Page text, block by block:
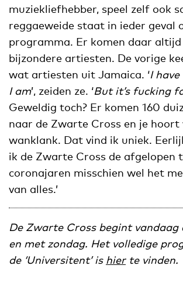
muziekliefhebber, speel zelf ook
reggaeweide staat in ieder geval
programma. Er komen daar altijd
bijzondere artiesten. De vorige
wat artiesten uit Jamaica. ‘I
I am’, zeiden ze. ‘But it’s fucking
Geweldig toch? Er komen 160
naar de Zwarte Cross en je hoort
wanklank. Dat vind ik uniek.
ik de Zwarte Cross de afgelopen
coronajaren misschien wel het
van alles.’
De Zwarte Cross begint
en met zondag. Het volledige
de ‘Universitent’ is hierte vinden.